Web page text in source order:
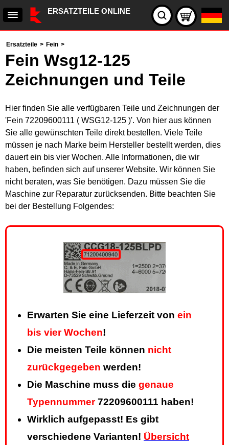
ERSATZTEILE ONLINE
Ersatzteile > Fein >
Fein Wsg12-125
Zeichnungen und Teile
Hier finden Sie alle verfügbaren Teile und Zeichnungen der
'Fein 72209600111 ( WSG12-125 )'. Von hier aus können
Sie alle gewünschten Teile direkt bestellen. Viele Teile
müssen je nach Marke beim Hersteller bestellt werden, dies
dauert ein bis vier Wochen. Alle Informationen, die wir
haben, befinden sich auf unserer Website. Wir können Sie
nicht beraten, was Sie benötigen. Dazu müssen Sie die
Maschine zur Reparatur zurücksenden. Bitte beachten Sie
bei der Bestellung Folgendes:
Erwarten Sie eine Lieferzeit von ein
bis vier Wochen!
Die meisten Teile können nicht
zurückgegeben werden!
Die Maschine muss die genaue
Typennummer72209600111 haben!
Wirklich aufgepasst! Es gibt
verschiedene Varianten! Übersicht